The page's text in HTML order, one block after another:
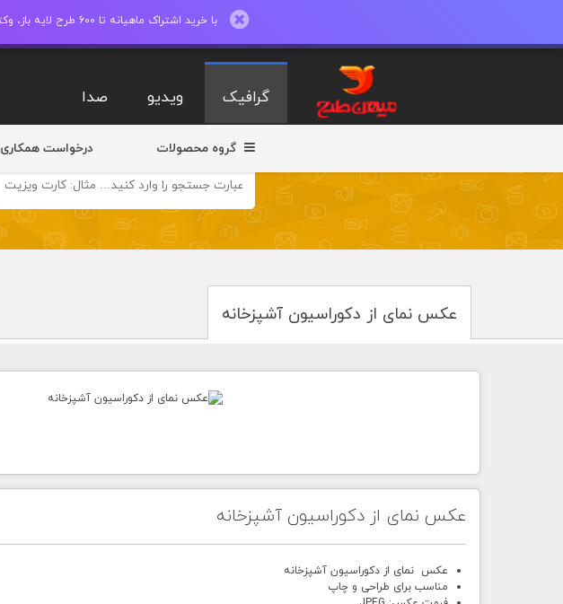
با خرید اشتراک ماهیانه تا 600 طرح لایه باز، وکتور، عکس، فایل های ویدیو وصدا دانلود کنید.
گرافیک ویدیو صدا
گروه محصولات درخواست همکاری
عکس نمای از دکوراسیون آشپزخانه
عکس نمای از دکوراسیون آشپزخانه
عکس نمای از دکوراسیون آشپزخانه
مناسب برای طراحی و چاپ